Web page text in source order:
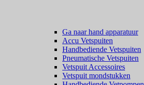
Ga naar hand apparatuur
Accu Vetspuiten
Handbediende Vetspuiten
Pneumatische Vetspuiten
Vetspuit Accessoires
Vetspuit mondstukken